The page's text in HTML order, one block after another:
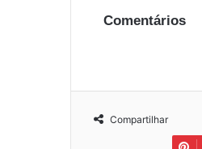
Comentários
Compartilhar